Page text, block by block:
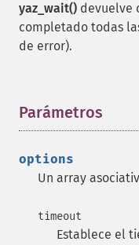
yaz_wait() devuelve
completado todas
de error).
Parámetros
options
Un array
timeout
Establece el